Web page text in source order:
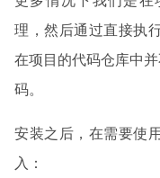
理，然后通过直接执
在项目的代码仓库中
码。
安装之后，在需要使
入：